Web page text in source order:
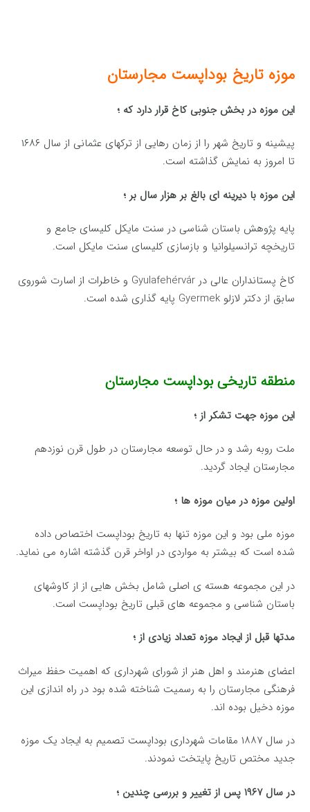
موزه تاریخ بوداپست مجارستان
این موزه در بخش جنوبی کاخ قرار دارد که ؛
پیشینه و تاریخ شهر را از زمان رهایی از ترکهای عثمانی از سال ۱۶۸۶
تا امروز به نمایش گذاشته است.
این موزه با دیرینه ای بالغ بر هزار سال بر ؛
پایه پژوهش باستان شناسی در سنت مایکل کلیسای جامع و
تاریخچه ترانسیلوانیا و بازسازی کلیسای سنت مایکل است.
کاخ پستانداران عالی در Gyulafehérvár و خاطرات از اسارت شوروی
سابق از دکتر لازلو Gyermek پایه گذاری شده است.
منطقه تاریخی بوداپست مجارستان
این موزه جهت تشکر از ؛
ملت روبه رشد و در حال توسعه مجارستان در طول قرن نوزدهم
مجارستان ایجاد گردید.
اولین موزه در میان موزه ها ؛
موزه ملی بود و این موزه تنها به تاریخ بوداپست اختصاص داده
شده است که بیشتر به مواردی در اواخر قرن گذشته اشاره می نماید.
در این مجموعه هسته ی اصلی شامل بخش هایی از از کاوشهای
باستان شناسی و مجموعه های قبلی تاریخ بوداپست است.
مدتها قبل از ایجاد موزه تعداد زیادی از ؛
اعضای هنرمند و اهل هنر از شورای شهرداری که اهمیت حفظ میراث
فرهنگی مجارستان را به رسمیت شناخته شده بود در راه اندازی این
موزه دخیل بوده اند.
در سال ۱۸۸۷ مقامات شهرداری بوداپست تصمیم به ایجاد یک موزه
جدید مختص تاریخ پایتخت نمودند.
در سال ۱۹۶۷ پس از تغییر و بررسی چندین ؛